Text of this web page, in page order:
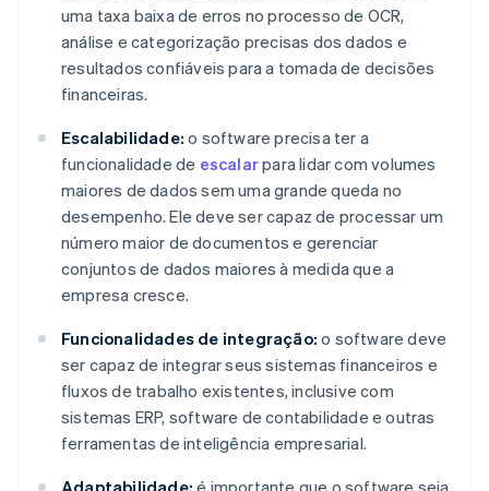
uma taxa baixa de erros no processo de OCR,
análise e categorização precisas dos dados e
resultados confiáveis para a tomada de decisões
financeiras.
Escalabilidade: o software precisa ter a
funcionalidade de escalarpara lidar com volumes
maiores de dados sem uma grande queda no
desempenho. Ele deve ser capaz de processar um
número maior de documentos e gerenciar
conjuntos de dados maiores à medida que a
empresa cresce.
Funcionalidades de integração: o software deve
ser capaz de integrar seus sistemas financeiros e
fluxos de trabalho existentes, inclusive com
sistemas ERP, software de contabilidade e outras
ferramentas de inteligência empresarial.